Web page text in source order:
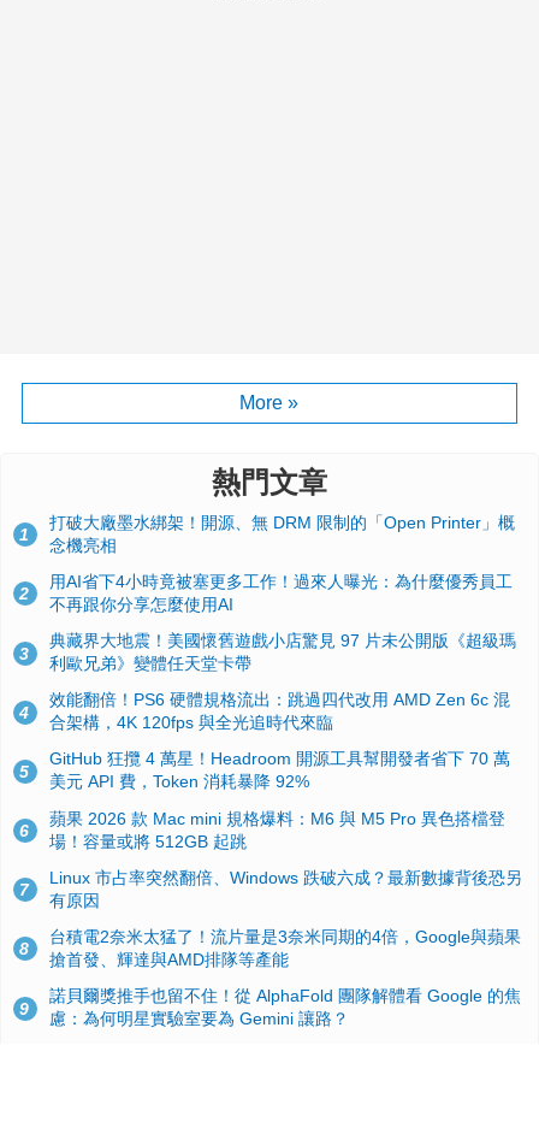
More »
熱門文章
1
打破大廠墨水綁架！開源、無 DRM 限制的「Open Printer」概
念機亮相
2
用AI省下4小時竟被塞更多工作！過來人曝光：為什麼優秀員工
不再跟你分享怎麼使用AI
3
典藏界大地震！美國懷舊遊戲小店驚見 97 片未公開版《超級瑪
利歐兄弟》變體任天堂卡帶
4
效能翻倍！PS6 硬體規格流出：跳過四代改用 AMD Zen 6c 混
合架構，4K 120fps 與全光追時代來臨
5
GitHub 狂攬 4 萬星！Headroom 開源工具幫開發者省下 70 萬
美元 API 費，Token 消耗暴降 92%
6
蘋果 2026 款 Mac mini 規格爆料：M6 與 M5 Pro 異色搭檔登
場！容量或將 512GB 起跳
7
Linux 市占率突然翻倍、Windows 跌破六成？最新數據背後恐另
有原因
8
台積電2奈米太猛了！流片量是3奈米同期的4倍，Google與蘋果
搶首發、輝達與AMD排隊等產能
9
諾貝爾獎推手也留不住！從 AlphaFold 團隊解體看 Google 的焦
慮：為何明星實驗室要為 Gemini 讓路？